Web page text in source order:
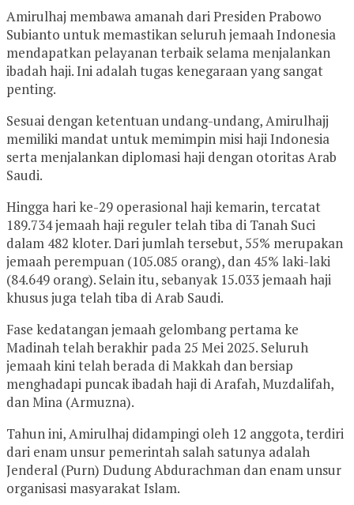
Amirulhaj membawa amanah dari Presiden Prabowo
Subianto untuk memastikan seluruh jemaah Indonesia
mendapatkan pelayanan terbaik selama menjalankan
ibadah haji. Ini adalah tugas kenegaraan yang sangat
penting.
Sesuai dengan ketentuan undang-undang, Amirulhajj
memiliki mandat untuk memimpin misi haji Indonesia
serta menjalankan diplomasi haji dengan otoritas Arab
Saudi.
Hingga hari ke-29 operasional haji kemarin, tercatat
189.734 jemaah haji reguler telah tiba di Tanah Suci
dalam 482 kloter. Dari jumlah tersebut, 55% merupakan
jemaah perempuan (105.085 orang), dan 45% laki-laki
(84.649 orang). Selain itu, sebanyak 15.033 jemaah haji
khusus juga telah tiba di Arab Saudi.
Fase kedatangan jemaah gelombang pertama ke
Madinah telah berakhir pada 25 Mei 2025. Seluruh
jemaah kini telah berada di Makkah dan bersiap
menghadapi puncak ibadah haji di Arafah, Muzdalifah,
dan Mina (Armuzna).
Tahun ini, Amirulhaj didampingi oleh 12 anggota, terdiri
dari enam unsur pemerintah salah satunya adalah
Jenderal (Purn) Dudung Abdurachman dan enam unsur
organisasi masyarakat Islam.